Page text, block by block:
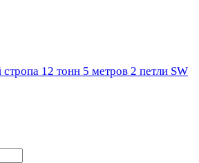
12 тонн 5 метров 2 петли SW